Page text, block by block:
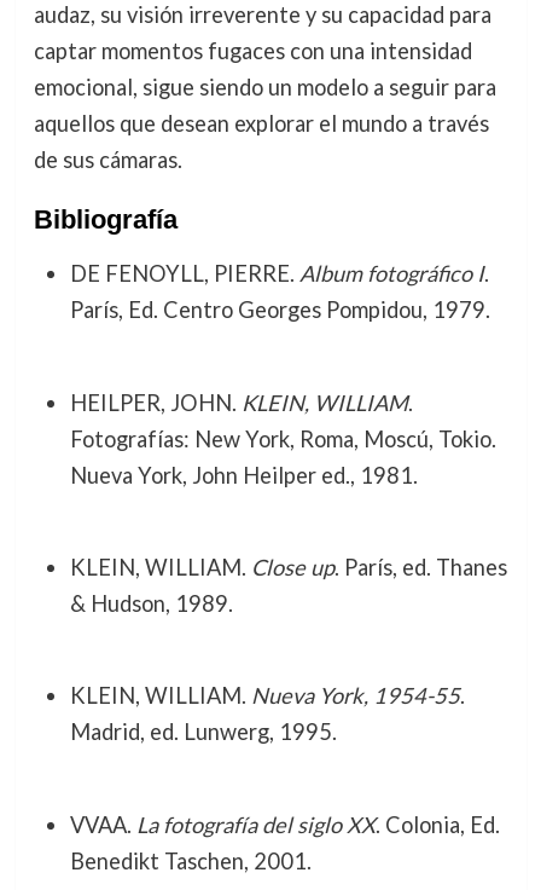
audaz, su visión irreverente y su capacidad para
captar momentos fugaces con una intensidad
emocional, sigue siendo un modelo a seguir para
aquellos que desean explorar el mundo a través
de sus cámaras.
Bibliografía
DE FENOYLL, PIERRE. Album fotográfico I.
París, Ed. Centro Georges Pompidou, 1979.
HEILPER, JOHN. KLEIN, WILLIAM.
Fotografías: New York, Roma, Moscú, Tokio.
Nueva York, John Heilper ed., 1981.
KLEIN, WILLIAM. Close up. París, ed. Thanes
& Hudson, 1989.
KLEIN, WILLIAM. Nueva York, 1954-55.
Madrid, ed. Lunwerg, 1995.
VVAA. La fotografía del siglo XX. Colonia, Ed.
Benedikt Taschen, 2001.